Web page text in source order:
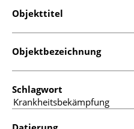
Objekttitel
Objektbezeichnung
Schlagwort